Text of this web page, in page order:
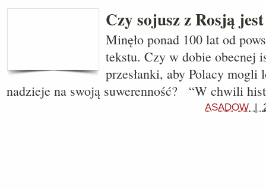
Czy sojusz z Rosją
Minęło ponad 100 lat od
tekstu. Czy w dobie obecnej
przesłanki, aby Polacy mogli
nadzieje na swoją suwerenność? “W chwili
ASADOW |